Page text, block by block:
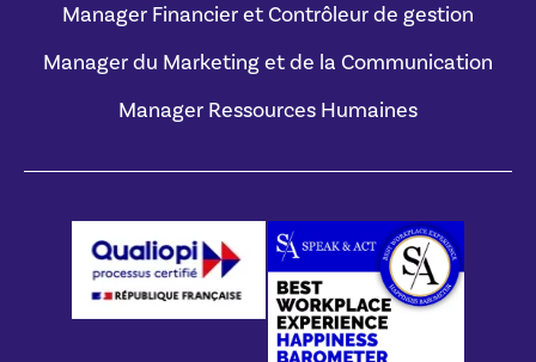
Manager Financier et Contrôleur de gestion
Manager du Marketing et de la Communication
Manager Ressources Humaines